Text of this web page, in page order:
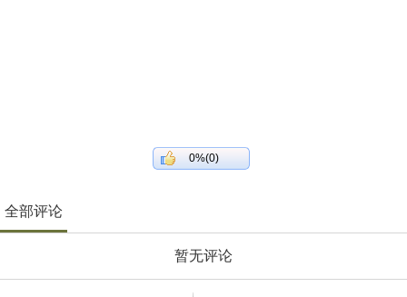
0%(0)
全部评论
暂无评论